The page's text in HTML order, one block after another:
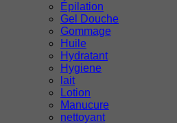
Épilation
Gel Douche
Gommage
Huile
Hydratant
Hygiene
lait
Lotion
Manucure
nettoyant